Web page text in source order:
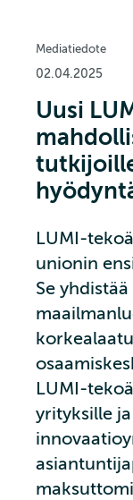
Mediatiedote
02.04.2025
Uusi
LUMI-
unionin
Se
LUMI-
yrityksille